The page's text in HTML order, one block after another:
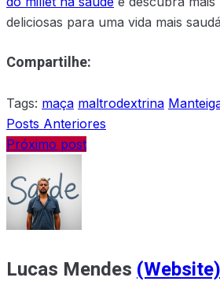
deliciosas para uma vida mais
Compartilhe:
Tags: maça maltrodextrina
Posts Anteriores
Próximo post
Lucas Mendes (Website)